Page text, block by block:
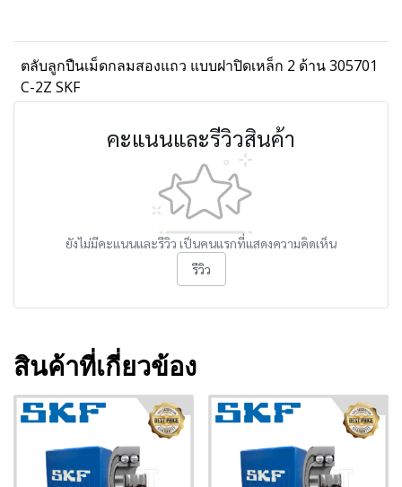
ตลับลูกปืนเม็ดกลมสองแถว แบบฝาปิดเหล็ก 2 ด้าน 305701
C-2Z SKF
คะแนนและรีวิวสินค้า
ยังไม่มีคะแนนและรีวิว เป็นคนแรกที่แสดงความคิดเห็น
รีวิว
สินค้าที่เกี่ยวข้อง